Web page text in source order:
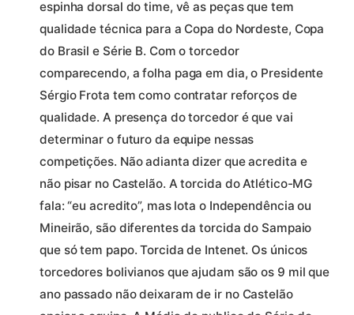
espinha dorsal do time, vê as peças que tem
qualidade técnica para a Copa do Nordeste, Copa
do Brasil e Série B. Com o torcedor
comparecendo, a folha paga em dia, o Presidente
Sérgio Frota tem como contratar reforços de
qualidade. A presença do torcedor é que vai
determinar o futuro da equipe nessas
competições. Não adianta dizer que acredita e
não pisar no Castelão. A torcida do Atlético-MG
fala: “eu acredito”, mas lota o Independência ou
Mineirão, são diferentes da torcida do Sampaio
que só tem papo. Torcida de Intenet. Os únicos
torcedores bolivianos que ajudam são os 9 mil que
ano passado não deixaram de ir no Castelão